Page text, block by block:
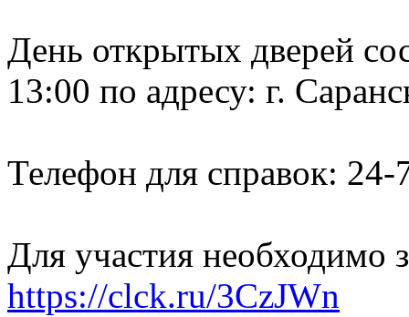
День открытых дверей
13:00 по адресу: г.
Телефон для справок:
Для участия необходимо
https://clck.ru/3CzJWn